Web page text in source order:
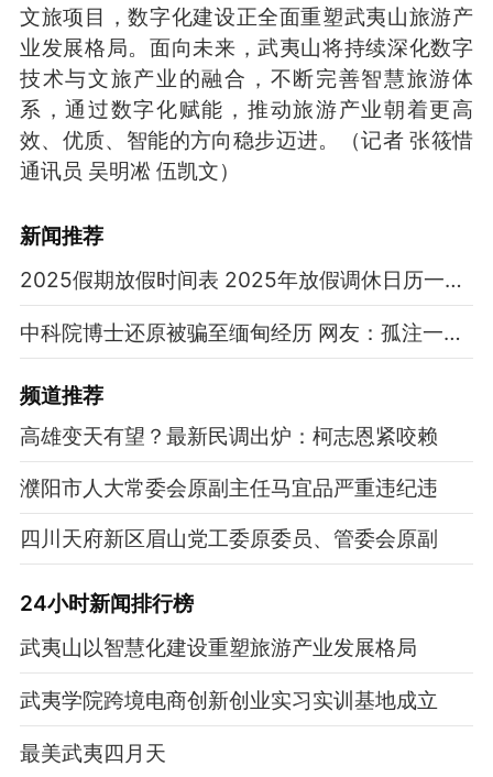
文旅项目，数字化建设正全面重塑武夷山旅游产
业发展格局。面向未来，武夷山将持续深化数字
技术与文旅产业的融合，不断完善智慧旅游体
系，通过数字化赋能，推动旅游产业朝着更高
效、优质、智能的方向稳步迈进。（记者 张筱惜
通讯员 吴明凇 伍凯文）
新闻推荐
2025假期放假时间表 2025年放假调休日历一览表
中科院博士还原被骗至缅甸经历 网友：孤注一掷现实版
频道推荐
高雄变天有望？最新民调出炉：柯志恩紧咬赖
濮阳市人大常委会原副主任马宜品严重违纪违
四川天府新区眉山党工委原委员、管委会原副
24小时新闻排行榜
武夷山以智慧化建设重塑旅游产业发展格局
武夷学院跨境电商创新创业实习实训基地成立
最美武夷四月天